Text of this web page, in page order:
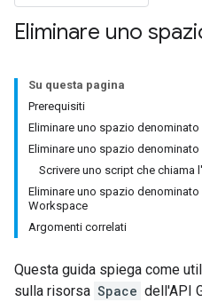
Eliminare uno
Su questa pagina
Prerequisiti
Eliminare uno spazio
Eliminare uno spazio
Scrivere uno script che chiama
Eliminare uno spazio
Workspace
Argomenti correlati
Questa guida spiega come
sulla risorsa Space dell'API